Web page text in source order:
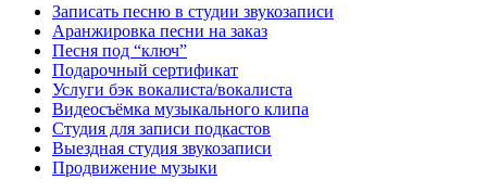
Записать песню в студии звукозаписи
Аранжировка песни на заказ
Песня под “ключ”
Подарочный сертификат
Услуги бэк вокалиста/вокалиста
Видеосъёмка музыкального клипа
Студия для записи подкастов
Выездная студия звукозаписи
Продвижение музыки